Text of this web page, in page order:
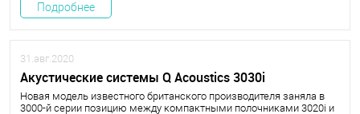
себя гнев мало причастных к звуку домочадцев. Стоят себе,
занимая площадь меньше листика А4, иногда урчат — что ж еще
для счастья надо?
Подробнее
31.авг.2020
Акустические системы Q Acoustics 3030i
Новая модель известного британского производителя заняла в
3000-й серии позицию между компактными полочниками 3020i и